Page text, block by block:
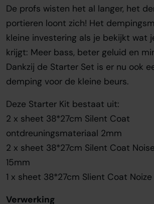
De profs wisten het al langer, het
portieren loont zich! Het
kleine investering als je bekijkt wat
krijgt: Meer bass, beter geluid en
Dankzij de Starter Set is er nu ook
demping voor de kleine beurs.
Deze Starter Kit bestaat uit:
2 x sheet 38*27cm Silent Coat
ontdreuningsmateriaal 2mm
2 x sheet 38*27cm Silent Coat
15mm
1 x sheet 38*27cm Slient Coat
Verwerking